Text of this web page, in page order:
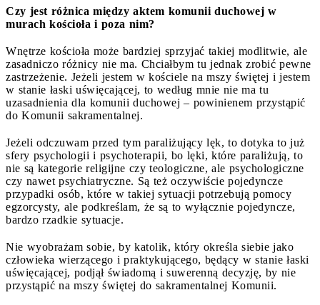
Czy jest różnica między aktem komunii duchowej w
murach kościoła i poza nim?
Wnętrze kościoła może bardziej sprzyjać takiej modlitwie, ale
zasadniczo różnicy nie ma. Chciałbym tu jednak zrobić pewne
zastrzeżenie. Jeżeli jestem w kościele na mszy świętej i jestem
w stanie łaski uświęcającej, to według mnie nie ma tu
uzasadnienia dla komunii duchowej – powinienem przystąpić
do Komunii sakramentalnej.
Jeżeli odczuwam przed tym paraliżujący lęk, to dotyka to już
sfery psychologii i psychoterapii, bo lęki, które paraliżują, to
nie są kategorie religijne czy teologiczne, ale psychologiczne
czy nawet psychiatryczne. Są też oczywiście pojedyncze
przypadki osób, które w takiej sytuacji potrzebują pomocy
egzorcysty, ale podkreślam, że są to wyłącznie pojedyncze,
bardzo rzadkie sytuacje.
Nie wyobrażam sobie, by katolik, który określa siebie jako
człowieka wierzącego i praktykującego, będący w stanie łaski
uświęcającej, podjął świadomą i suwerenną decyzję, by nie
przystąpić na mszy świętej do sakramentalnej Komunii.